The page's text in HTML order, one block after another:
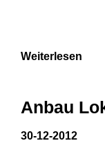
Weiterlesen
Anbau
30-12-2012